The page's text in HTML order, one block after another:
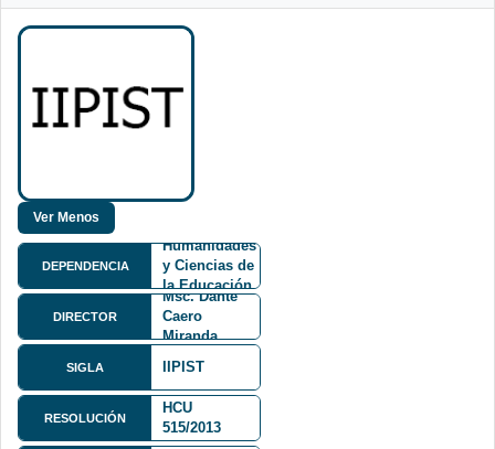
DEPENDENCIA
Humanidades
y Ciencias de
la Educación
FHCE
DIRECTOR
Msc. Dante
Caero
Miranda
SIGLA IIPIST
RESOLUCIÓN
HCU
515/2013
Facultad de